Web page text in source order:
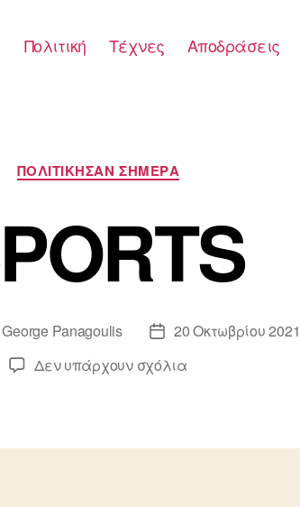
Πολιτική Τέχνες Αποδράσεις
Κατηγορίες
ΠΟΛΙΤΙΚΗΣΑΝ ΣΗΜΕΡΑ
George Panagoulis
Ημ.20 Οκτωβρίου 2021
Δεν υπάρχουν σχόλιαστο